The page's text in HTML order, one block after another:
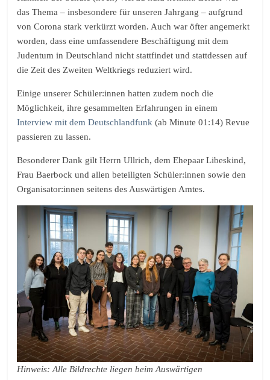
das Thema – insbesondere für unseren Jahrgang – aufgrund
von Corona stark verkürzt worden. Auch war öfter angemerkt
worden, dass eine umfassendere Beschäftigung mit dem
Judentum in Deutschland nicht stattfindet und stattdessen auf
die Zeit des Zweiten Weltkriegs reduziert wird.
Einige unserer Schüler:innen hatten zudem noch die
Möglichkeit, ihre gesammelten Erfahrungen in einem
Interview mit dem Deutschlandfunk (ab Minute 01:14) Revue
passieren zu lassen.
Besonderer Dank gilt Herrn Ullrich, dem Ehepaar Libeskind,
Frau Baerbock und allen beteiligten Schüler:innen sowie den
Organisator:innen seitens des Auswärtigen Amtes.
Hinweis: Alle Bildrechte liegen beim Auswärtigen